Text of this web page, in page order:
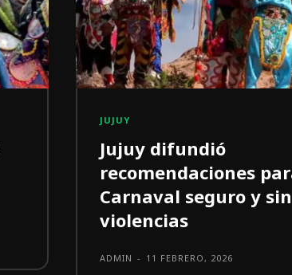
JUJUY
Jujuy difundió
recomendaciones
Carnaval seguro y sin
violencias
ADMIN - 11 FEBRERO, 2026